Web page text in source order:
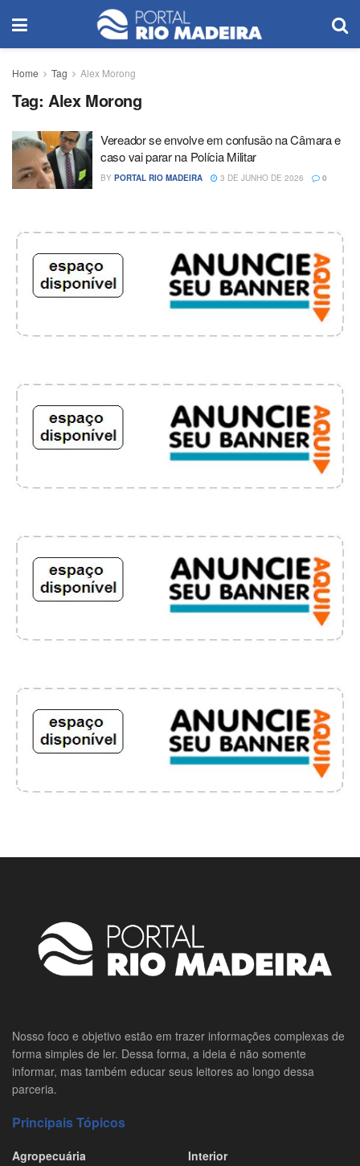
Home Tag Alex Morong
Tag: Alex Morong
Vereador se envolve em confusão na Câmara e
caso vai parar na Polícia Militar
BY PORTAL RIO MADEIRA 3 DE JUNHO DE 2026 0
Nosso foco e objetivo estão em trazer informações complexas de
forma simples de ler. Dessa forma, a ideia é não somente
informar, mas também educar seus leitores ao longo dessa
parceria.
Principais Tópicos
Agropecuária
Interior